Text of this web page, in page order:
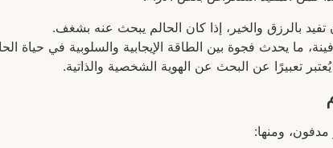
بالرزق والخير، إذا كان الحالم يبحث عنه بشغف.
ما يحدث فجوة بين الطاقة الإيجابية والسلوبية في حياة
تعبيرًا عن البحث عن الهوية الشخصية والذاتية.
ومنها: